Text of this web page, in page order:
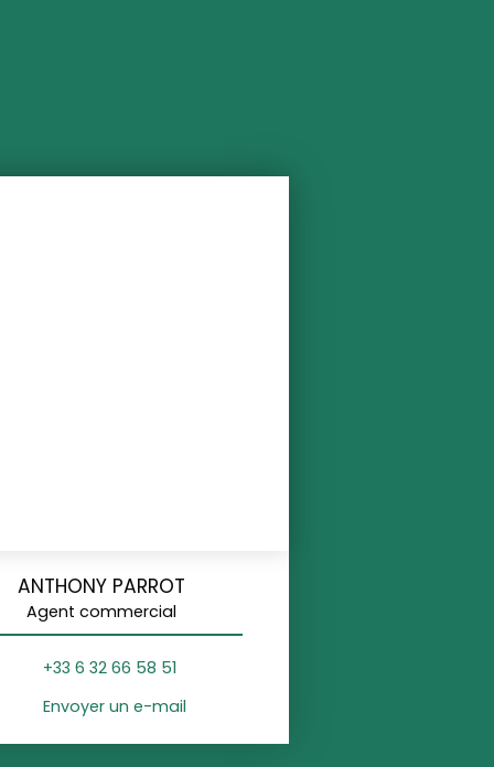
ANTHONY PARROT
Agent commercial
+33 6 32 66 58 51
Envoyer un e-mail